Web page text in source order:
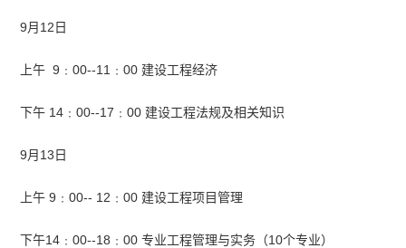
9月12日
上午 9﹕00--11﹕00 建设工程经济
下午 14﹕00--17﹕00 建设工程法规及相关知识
9月13日
上午 9﹕00-- 12﹕00 建设工程项目管理
下午14﹕00--18﹕00 专业工程管理与实务（10个专业）